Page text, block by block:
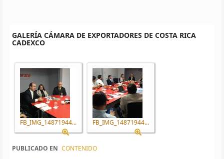
GALERÍA CÁMARA DE EXPORTADORES DE COSTA RICA
CADEXCO
FB_IMG_14871944... FB_IMG_14871944...
PUBLICADO EN CONTENIDO